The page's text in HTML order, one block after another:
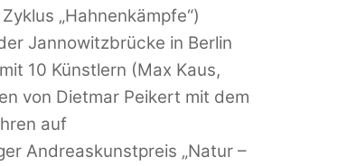
„Hahnenkämpfe“)
Jannowitzbrücke in Berlin
10 Künstlern (Max Kaus,
von Dietmar Peikert mit dem
auf
Andreaskunstpreis „Natur –